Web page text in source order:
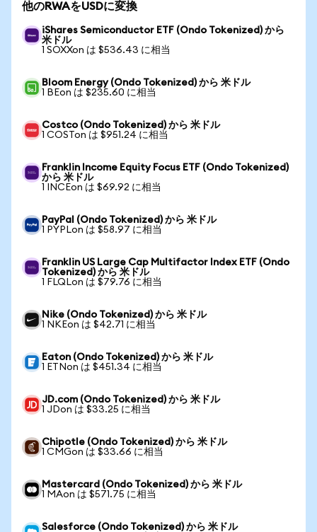
他のRWAをUSDに変換
iShares Semiconductor ETF (Ondo Tokenized) から
米ドル
1 SOXXon は $536.43 に相当
Bloom Energy (Ondo Tokenized) から 米ドル
1 BEon は $235.60 に相当
Costco (Ondo Tokenized) から 米ドル
1 COSTon は $951.24 に相当
Franklin Income Equity Focus ETF (Ondo Tokenized)
から 米ドル
1 INCEon は $69.92 に相当
PayPal (Ondo Tokenized) から 米ドル
1 PYPLon は $58.97 に相当
Franklin US Large Cap Multifactor Index ETF (Ondo
Tokenized) から 米ドル
1 FLQLon は $79.76 に相当
Nike (Ondo Tokenized) から 米ドル
1 NKEon は $42.71 に相当
Eaton (Ondo Tokenized) から 米ドル
1 ETNon は $451.34 に相当
JD.com (Ondo Tokenized) から 米ドル
1 JDon は $33.25 に相当
Chipotle (Ondo Tokenized) から 米ドル
1 CMGon は $33.66 に相当
Mastercard (Ondo Tokenized) から 米ドル
1 MAon は $571.75 に相当
Salesforce (Ondo Tokenized) から 米ドル